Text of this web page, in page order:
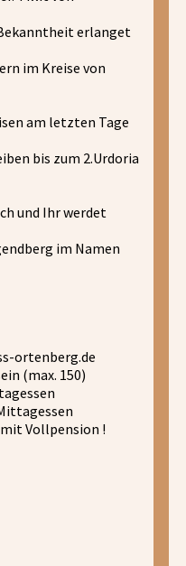
erlanget
im Kreise von
am letzten Tage
bis zum 2.Urdoria
und Ihr werdet
im Namen
ortenberg.de
(max. 150)
Vollpension !